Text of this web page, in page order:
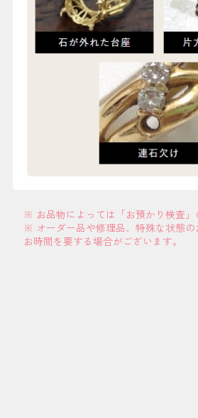
※ お品物によっては「お預かり検査」
※ オーダー品や修理品、特殊な状態の
お時間を要する場合がございます。